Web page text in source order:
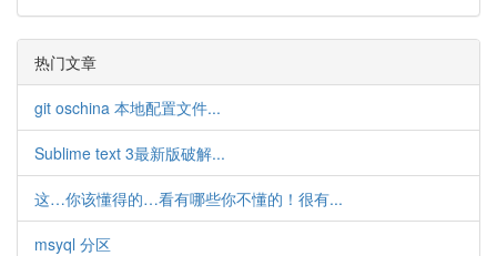
热门文章
git oschina 本地配置文件...
Sublime text 3最新版破解...
这…你该懂得的…看有哪些你不懂的！很有...
msyql 分区